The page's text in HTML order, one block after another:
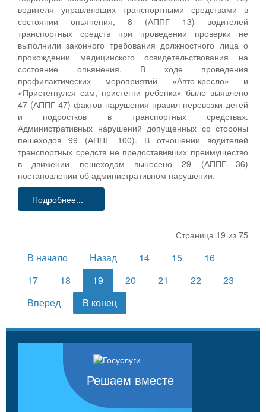
водителя управляющих транспортными средствами в
состоянии опьянения, 8 (АППГ 13) водителей
транспортных средств при проведении проверки не
выполнили законного требования должностного лица о
прохождении медицинского освидетельствования на
состояние опьянения. В ходе проведения
профилактических мероприятий «Авто-кресло» и
«Пристегнулся сам, пристегни ребенка» было выявлено
47 (АППГ 47) фактов нарушения правил перевозки детей
и подростков в транспортных средствах.
Административных нарушений допущенных со стороны
пешеходов 99 (АППГ 100). В отношении водителей
транспортных средств не предоставивших преимущество
в движении пешеходам вынесено 29 (АППГ 36)
постановлении об административном нарушении.
Подробнее...
Страница 19 из 75
В начало Назад 14 15
16
17
18 19 20 21 22
23
Вперед
В конец
Решаем вместе